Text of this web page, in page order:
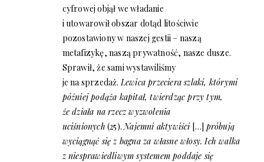
cyfrowej objął we władanie
i utowarowił obszar dotąd litościwie
pozostawiony w naszej gestii – naszą
metafizykę, naszą prywatność, nasze dusze.
Sprawił, że sami wystawiliśmy
je na sprzedaż.Lewica przeciera szlaki, którymi
później podąża kapitał, twierdząc przy tym,
że działa na rzecz wyzwolenia
uciśnionych (25).Najemni aktywiści[…] próbują
wyciągnąć się z bagna za własne włosy. Ich walka
z niesprawiedliwym systemem poddaje się